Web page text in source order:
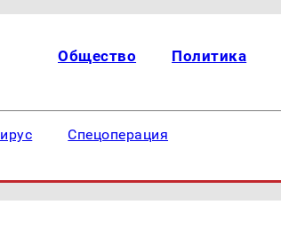
Общество Политика
Спецоперация